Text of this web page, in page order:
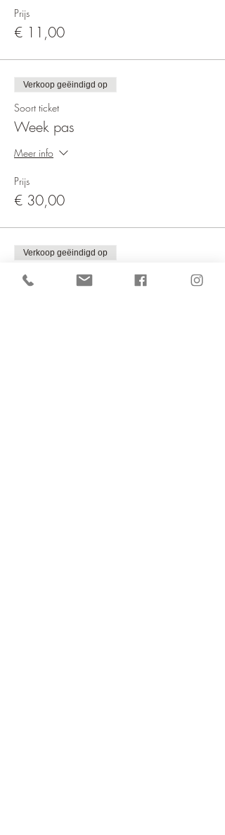
Prijs
€ 11,00
Verkoop geëindigd op
Soort ticket
Week pas
Meer info
Prijs
€ 30,00
Verkoop geëindigd op
Soort ticket